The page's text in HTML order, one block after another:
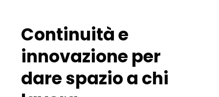
Continuità e
innovazione per
dare spazio a chi